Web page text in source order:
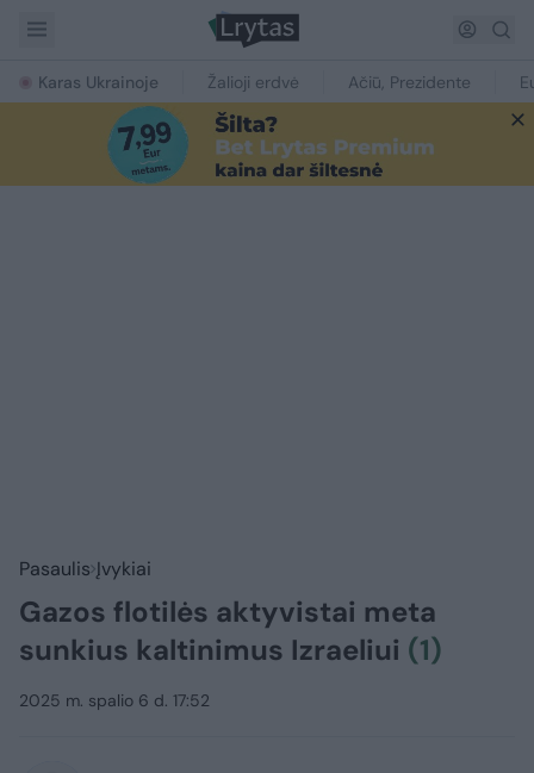
Karas Ukrainoje Žalioji erdvė Ačiū, Prezidente
Pasaulis Įvykiai
Gazos flotilės aktyvistai meta
sunkius kaltinimus Izraeliui (1)
2025 m. spalio 6 d. 17:52